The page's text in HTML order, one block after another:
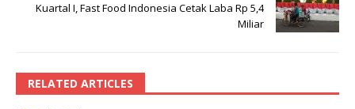
Kuartal I, Fast Food Indonesia Cetak Laba Rp 5,4
Miliar
RELATED ARTICLES